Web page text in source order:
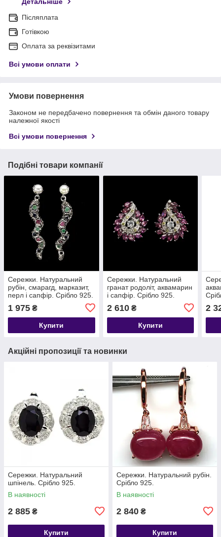
Детальніше
Післяплата
Готівкою
Оплата за реквізитами
Всі умови оплати
Умови повернення
Законом не передбачено повернення та обмін даного товару
належної якості
Всі умови повернення
Подібні товари компанії
Сережки. Натуральний
рубін, смарагд, марказит,
перл і сапфір. Срібло 925.
1 975 ₴
Купити
Сережки. Натуральний
гранат родоліт, аквамарин
і сапфір. Срібло 925.
2 610₴
Купити
2
Акційні пропозиції та новинки
Сережки. Натуральний
шпінель. Срібло 925.
В наявності
2 885 ₴
Купити
Сережки. Натуральний рубін.
Срібло 925.
В наявності
2 840 ₴
Купити